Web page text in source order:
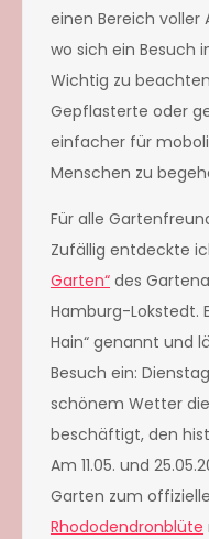
einen Bereich voller
wo sich ein Besuch
Wichtig zu
Gepflasterte oder
einfacher für
Menschen zu
Für alle
Zufällig entdeckte
Garten“ des
Hamburg-Lokstedt.
Hain“ genannt und
Besuch ein:
schönem Wetter
beschäftigt, den
Am 11.05. und
Garten zum
Rhododendronblüte